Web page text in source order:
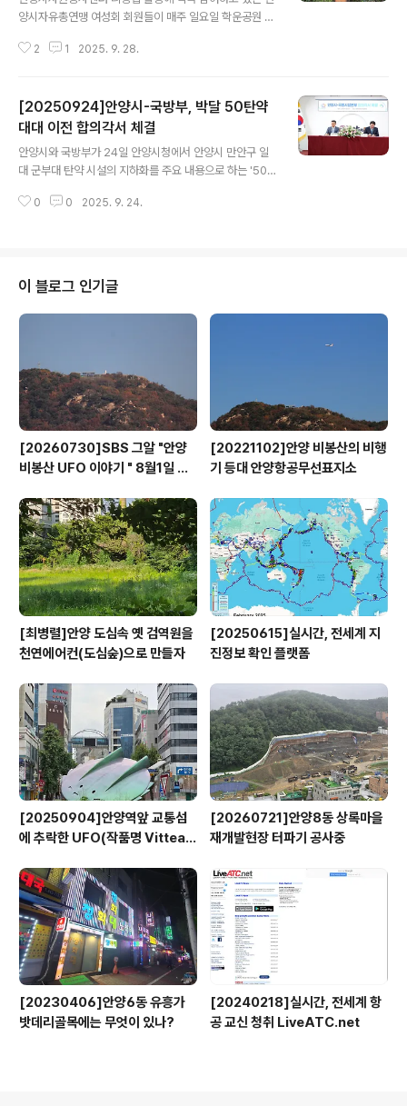
양시자유총연맹 여성회 회원들이 매주 일요일 학운공원 B
슬땀을 훌리고 있다. 안양시는 지난해에 이어 금년에는 민
동참해 안양천 학운공원 제방 구간에서 매주 일요일 생태
계 교란식물 개체수를 조절하기 위해 총력을 기울이며 작
업을 하고 있는 것이다. 안양자총여성회의 생태교란식물
제거활동은 자생식물이 건강하게 자랄 수 있는 지속 가능
한 생태환경을 만들기 위한 중요한 첫 걸음으로 건강한 하
천 생태계 유지를 위해서는 이를 제거해야 하기에 지난 20
2 1 2025. 9. 28.
[20250924]안양시-국방부, 박달 50탄약
대대 이전 합의각서 체결
안양시와 국방부가 24일 안양시청에서 안양시 만안구 일
대 군부대 탄약 시설의 지하화를 주요 내용으로 하는 '50
전사업은 안양시가 서안양 친환경 융합 스마트밸리 조성을
위정태 국방시설본부 사업관리부장(국방시설본부장 대리)
이 참석해 서명한 합의각서엔 △50탄약대대 이전사업의
기본방침 △기부·양여재산 내역 및 평가 시기 △사업관리
이후 이번 합의각서 체결까지 합의각서 제출, 우선..
0 0 2025. 9. 24.
이 블로그 인기글
[20260730]SBS 그알 "안양
비봉산 UFO 이야기 " 8월1일 방
[20221102]안양 비봉산의 비행
기 등대 안양항공무선표지소
[최병렬]안양 도심속 옛 검역원을
천연에어컨(도심숲)으로 만들자
[20250615]실시간, 전세계 지
진정보 확인 플랫폼
[20250904]안양역앞 교통섬
에 추락한 UFO(작품명 Vitteau
[20260721]안양8동 상록마을
재개발현장 터파기 공사중
[20230406]안양6동 유흥가
밧데리골목에는 무엇이 있나?
[20240218]실시간, 전세계 항
공 교신 청취 LiveATC.net